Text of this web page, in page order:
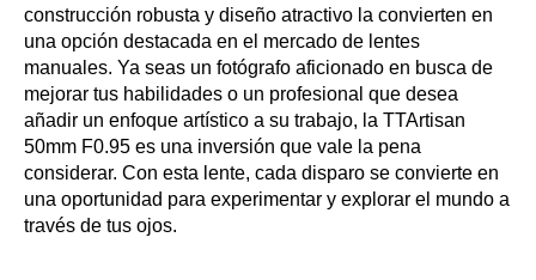
construcción robusta y diseño atractivo la convierten en
una opción destacada en el mercado de lentes
manuales. Ya seas un fotógrafo aficionado en busca de
mejorar tus habilidades o un profesional que desea
añadir un enfoque artístico a su trabajo, la TTArtisan
50mm F0.95 es una inversión que vale la pena
considerar. Con esta lente, cada disparo se convierte en
una oportunidad para experimentar y explorar el mundo a
través de tus ojos.